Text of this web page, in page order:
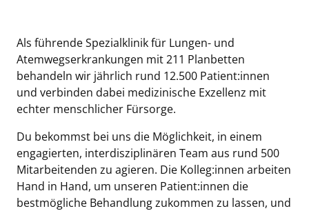
Als führende Spezialklinik für Lungen- und
Atemwegserkrankungen mit 211 Planbetten
behandeln wir jährlich rund 12.500 Patient:innen
und verbinden dabei medizinische Exzellenz mit
echter menschlicher Fürsorge.
Du bekommst bei uns die Möglichkeit, in einem
engagierten, interdisziplinären Team aus rund 500
Mitarbeitenden zu agieren. Die Kolleg:innen arbeiten
Hand in Hand, um unseren Patient:innen die
bestmögliche Behandlung zukommen zu lassen, und